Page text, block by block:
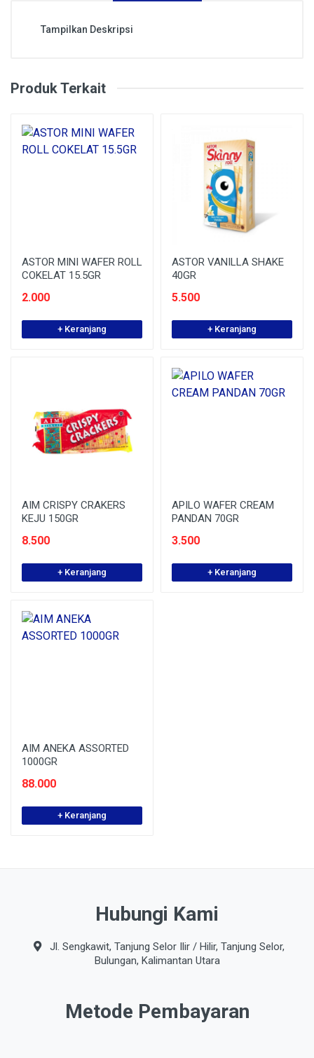
Tampilkan Deskripsi
Produk Terkait
ASTOR MINI WAFER ROLL
COKELAT 15.5GR
2.000
+ Keranjang
ASTOR VANILLA SHAKE
40GR
5.500
+ Keranjang
AIM CRISPY CRAKERS
KEJU 150GR
8.500
+ Keranjang
APILO WAFER CREAM
PANDAN 70GR
3.500
+ Keranjang
AIM ANEKA ASSORTED
1000GR
88.000
+ Keranjang
Hubungi Kami
Jl. Sengkawit, Tanjung Selor Ilir / Hilir, Tanjung Selor,
Bulungan, Kalimantan Utara
Metode Pembayaran